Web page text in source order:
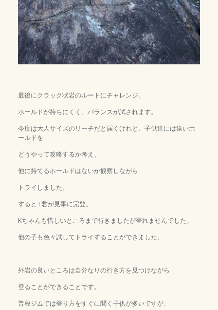
最後にクラック状岩のルートにチャレンジ。
ホールドが持ちにくく、バランスが試されます。
今度は大人サイズのリーチだと届くけれど、子供達には遠いホ
ールドを
どうやって攻略するか考え、
他に持てるホールドはないか観察しながら
トライしました。
するとT君が見事に完登。
Kちゃんも惜しいところまで行きましたが登れませんでした。
他の子も色々試してトライすることができました。
外岩の良いところは自分なりの行き方を見つけながら
登ることができることです。
普段ジムでは登り方をすぐに聞く子供が多いですが、